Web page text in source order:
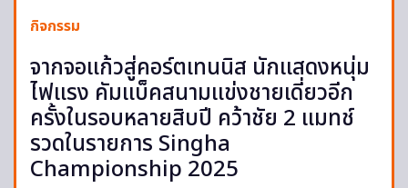
กิจกรรม
จากจอแก้วสู่คอร์ตเทนนิส นักแสดงหนุ่ม
ไฟแรง คัมแบ็คสนามแข่งชายเดี่ยวอีก
ครั้งในรอบหลายสิบปี คว้าชัย 2 แมทช์
รวดในรายการ Singha
Championship 2025